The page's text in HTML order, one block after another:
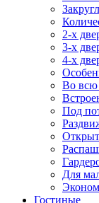
2-х
3-х
4-х
Во всю
Под
Для
Эконом
Гостиные